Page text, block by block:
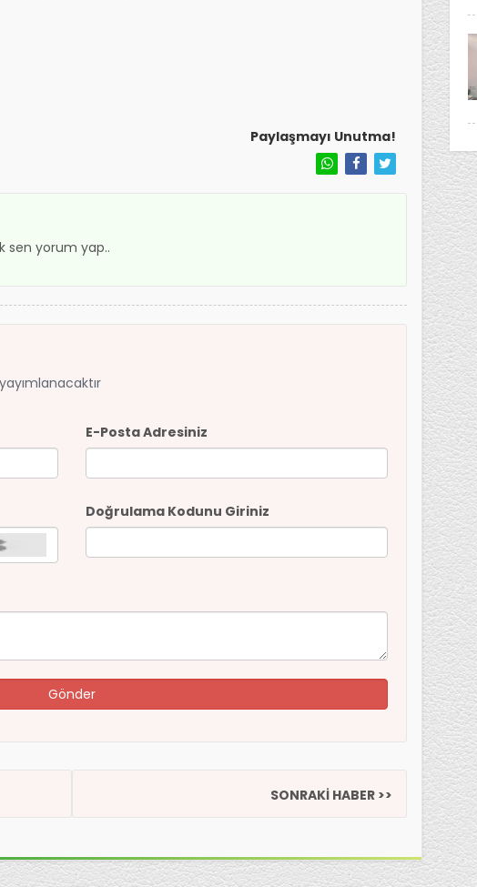
Paylaşmayı Unutma!
sen yorum yap..
E-Posta Adresiniz
Doğrulama Kodunu Giriniz
SONRAKİ HABER >>